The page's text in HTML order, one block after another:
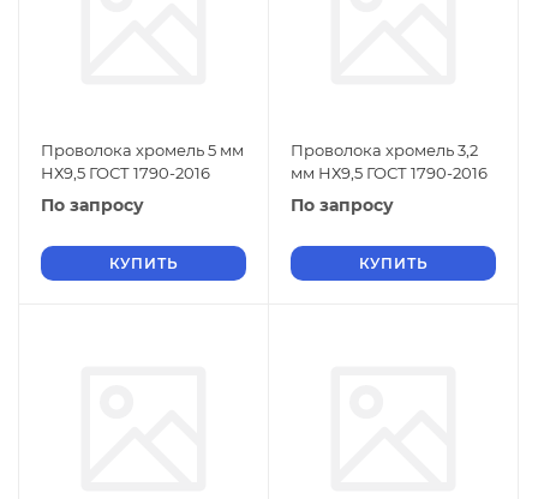
Проволока хромель 5 мм
НХ9,5 ГОСТ 1790-2016
По запросу
КУПИТЬ
Проволока хромель 3,2
мм НХ9,5 ГОСТ 1790-2016
По запросу
КУПИТЬ